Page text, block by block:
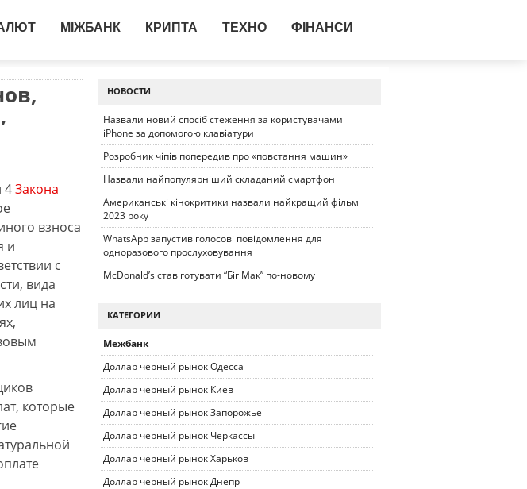
МІЖБАНК КРИПТА ТЕХНО ФІНАНСИ
НОВОСТИ
Назвали новий спосіб стеження за користувачами
iPhone за допомогою клавіатури
Розробник чіпів попередив про «повстання машин»
Назвали найпопулярніший складаний смартфон
Американські кінокритики назвали найкращий фільм
2023 року
WhatsApp запустив голосові повідомлення для
одноразового прослуховування
McDonald’s став готувати “Біг Мак” по-новому
КАТЕГОРИИ
Межбанк
Доллар черный рынок Одесса
Доллар черный рынок Киев
Доллар черный рынок Запорожье
Доллар черный рынок Черкассы
Доллар черный рынок Харьков
Доллар черный рынок Днепр
4Закона
взноса
и
с
вида
лиц на
которые